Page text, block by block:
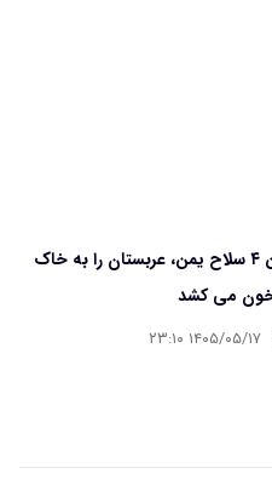
این ۴ سلاح یمن، عربستان را به خاک
می کشد
۱۴۰۵/۰۵/۱۷ ۲۳:۱۰